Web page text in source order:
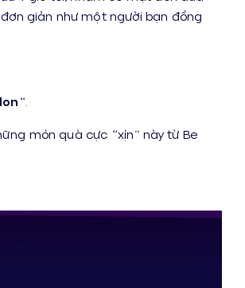
giản như một người bạn đồng
“.
món quà cực “xịn” này từ Be